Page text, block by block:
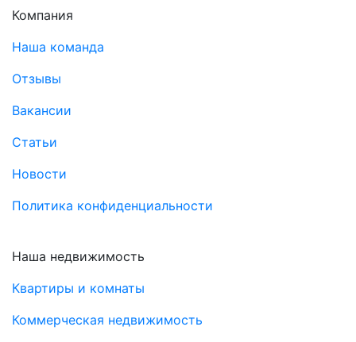
Компания
Наша команда
Отзывы
Вакансии
Статьи
Новости
Политика конфиденциальности
Наша недвижимость
Квартиры и комнаты
Коммерческая недвижимость